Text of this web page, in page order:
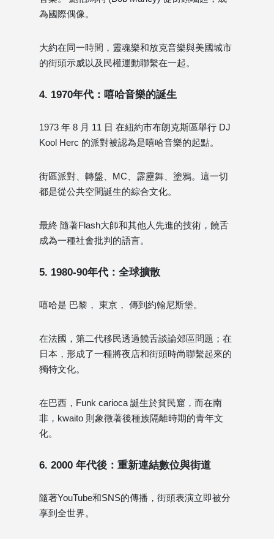
為國際偶像。
大約在同一時間，靈魂樂和放克音樂與美國城市
的街頭示威以及民權運動聯繫在一起。
4. 1970年代：嘻哈音樂的誕生
1973 年 8 月 11 日 在紐約市布朗克斯區舉行 DJ
Kool Herc 的派對被認為是嘻哈音樂的起點。
街區派對、轉盤、MC、霹靂舞、塗鴉。這一切
都是從公共空間誕生的綜合文化。
最終 隨著Flash大師和其他人先進的技術，饒舌
成為一種社會批判的語言。
5. 1980-90年代：全球擴散
嘻哈是 巴黎， 東京， 傳到約翰尼斯堡。
在法國，第二代移民透過饒舌談論郊區問題；在
日本，形成了一種將夜店和街頭時尚聯繫起來的
獨特文化。
在巴西，Funk carioca 誕生於貧民窟，而在南
非，kwaito 則象徵著後種族隔離時期的青年文
化。
6. 2000 年代後：重新連結數位與街道
隨著YouTube和SNS的傳播，街頭表演立即被分
享到全世界。